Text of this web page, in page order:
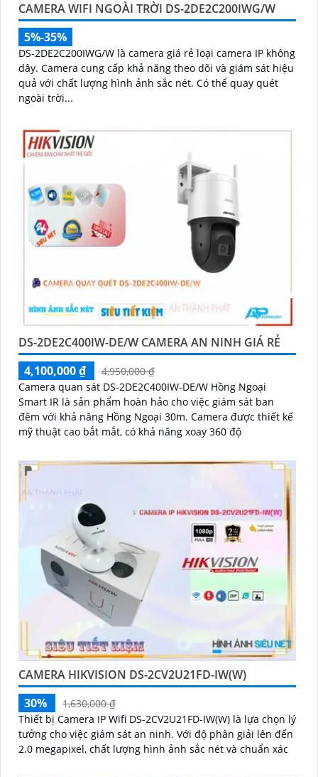
CAMERA WIFI NGOÀI TRỜI DS-2DE2C200IWG/W
5%-35%
DS-2DE2C200IWG/W là camera giá rẻ loại camera IP không
dây. Camera cung cấp khả năng theo dõi và giám sát hiệu
quả với chất lượng hình ảnh sắc nét. Có thể quay quét
ngoài trời...
DS-2DE2C400IW-DE/W CAMERA AN NINH GIÁ RẺ
4,100,000 ₫
4,950,000 ₫
Camera quan sát DS-2DE2C400IW-DE/W Hồng Ngoại
Smart IR là sản phẩm hoàn hảo cho việc giám sát ban
đêm với khả năng Hồng Ngoại 30m. Camera được thiết kế
mỹ thuật cao bắt mắt, có khả năng xoay 360 độ
CAMERA HIKVISION DS-2CV2U21FD-IW(W)
30%
1,630,000 ₫
Thiết bị Camera IP Wifi DS-2CV2U21FD-IW(W) là lựa chọn lý
tưởng cho việc giám sát an ninh. Với độ phân giải lên đến
2.0 megapixel, chất lượng hình ảnh sắc nét và chuẩn xác